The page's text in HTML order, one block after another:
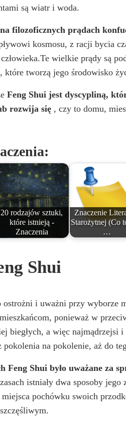
są wiatr i woda.
filozoficznych prądach
kosmosu, z racji bycia
wielkie prądy są
które tworzą jego środowisko
Feng Shui jest dyscypliną,
rozwija się , czy to domu,
20 rodzajów sztuki,
które istnieją -
Znaczenia
Znaczenie
Starożytnej (Co
…
Shui
i uważni przy wyborze
ponieważ w
biegłych, a więc
na pokolenie, aż do
Feng Shui było uważane za
istniały dwa sposoby
pochówku swoich